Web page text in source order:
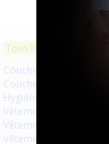
Tous les produits
Couches à usage unique
Couches lavables
Hygiène usage unique
Vêtements
Vêtements en plastique
Vêtements en latex